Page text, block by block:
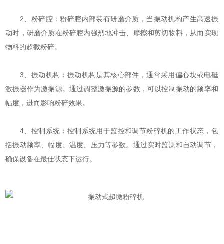
2、粉碎腔：粉碎腔内部装有研磨介质，当振动机构产生高速振
动时，研磨介质在粉碎腔内强烈地冲击、摩擦和剪切物料，从而实现
物料的超微粉碎。
3、振动机构：振动机构是其核心部件，通常采用偏心块或电磁
激振器作为激振源。通过调整激振源的参数，可以控制振动的频率和
幅度，进而影响粉碎效果。
4、控制系统：控制系统用于监控和调节粉碎机的工作状态，包
括振动频率、幅度、温度、压力等参数。通过实时监测和自动调节，
确保设备在最佳状态下运行。